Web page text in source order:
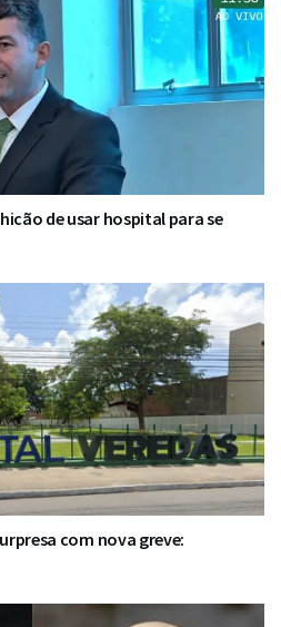
de usar hospital para se
com nova greve: